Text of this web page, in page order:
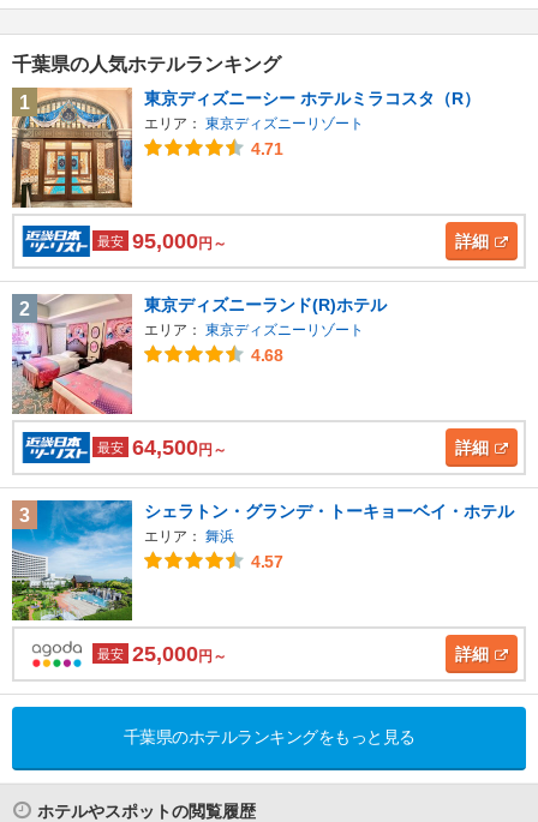
千葉県の人気ホテルランキング
1
東京ディズニーシー ホテルミラコスタ（R）
エリア： 東京ディズニーリゾート
4.71
最安 95,000円～ 詳細
2 東京ディズニーランド(R)ホテル
エリア： 東京ディズニーリゾート
4.68
最安 64,500円～ 詳細
3 シェラトン・グランデ・トーキョーベイ・ホテル
エリア： 舞浜
4.57
最安 25,000円～ 詳細
千葉県のホテルランキングをもっと見る
ホテルやスポットの閲覧履歴